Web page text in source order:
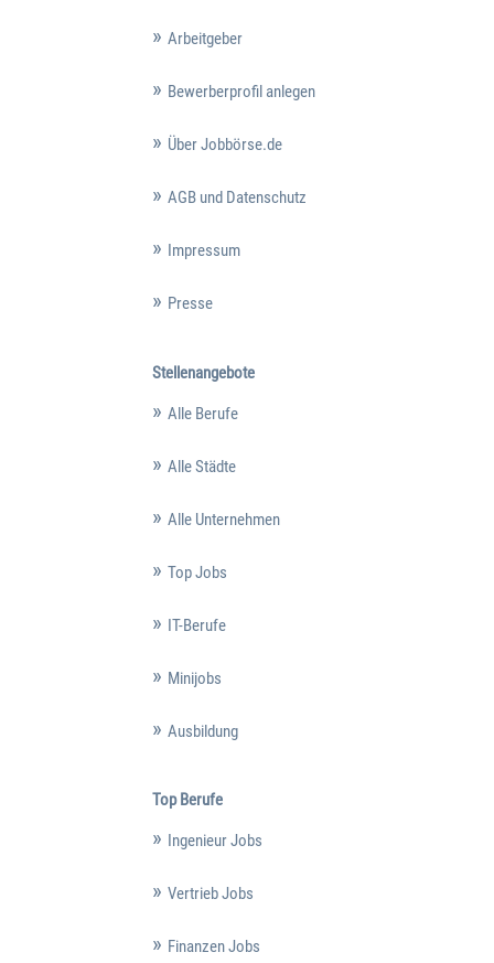
Arbeitgeber
Bewerberprofil anlegen
Über Jobbörse.de
AGB und Datenschutz
Impressum
Presse
Stellenangebote
Alle Berufe
Alle Städte
Alle Unternehmen
Top Jobs
IT-Berufe
Minijobs
Ausbildung
Top Berufe
Ingenieur Jobs
Vertrieb Jobs
Finanzen Jobs